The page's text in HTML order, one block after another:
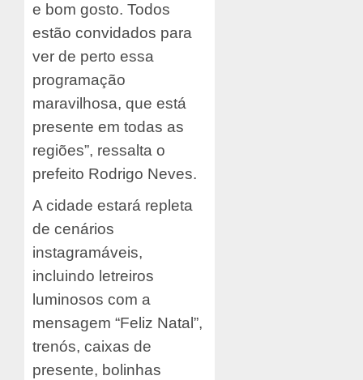
e bom gosto. Todos
estão convidados para
ver de perto essa
programação
maravilhosa, que está
presente em todas as
regiões”, ressalta o
prefeito Rodrigo Neves.
A cidade estará repleta
de cenários
instagramáveis,
incluindo letreiros
luminosos com a
mensagem “Feliz Natal”,
trenós, caixas de
presente, bolinhas